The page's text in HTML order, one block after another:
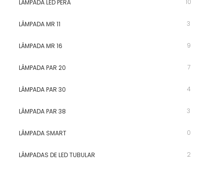
LÂMPADA LED PERA
LÂMPADA MR 11 3
LÂMPADA MR 16 9
LÂMPADA PAR 20 7
LÂMPADA PAR 30 4
LÂMPADA PAR 38 3
LÂMPADA SMART 0
LÂMPADAS DE LED TUBULAR 2